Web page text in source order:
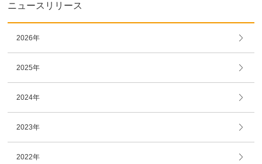
ニュースリリース
2026年
2025年
2024年
2023年
2022年